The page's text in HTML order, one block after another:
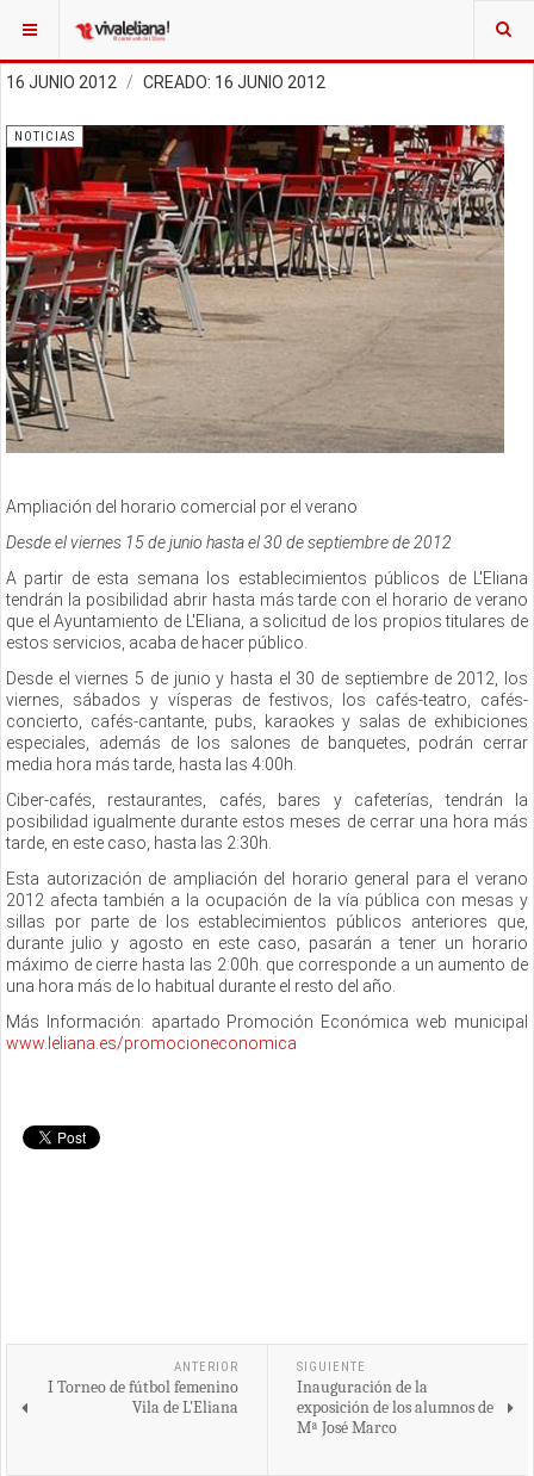
16 JUNIO 2012 CREADO: 16 JUNIO 2012
NOTICIAS
Ampliación del horario comercial por el verano
Desde el viernes 15 de junio hasta el 30 de septiembre de 2012
A partir de esta semana los establecimientos públicos de L'Eliana
tendrán la posibilidad abrir hasta más tarde con el horario de verano
que el Ayuntamiento de L'Eliana, a solicitud de los propios titulares de
estos servicios, acaba de hacer público.
Desde el viernes 5 de junio y hasta el 30 de septiembre de 2012, los
viernes, sábados y vísperas de festivos, los cafés-teatro, cafés-
concierto, cafés-cantante, pubs, karaokes y salas de exhibiciones
especiales, además de los salones de banquetes, podrán cerrar
media hora más tarde, hasta las 4:00h.
Ciber-cafés, restaurantes, cafés, bares y cafeterías, tendrán la
posibilidad igualmente durante estos meses de cerrar una hora más
tarde, en este caso, hasta las 2:30h.
Esta autorización de ampliación del horario general para el verano
2012 afecta también a la ocupación de la vía pública con mesas y
sillas por parte de los establecimientos públicos anteriores que,
durante julio y agosto en este caso, pasarán a tener un horario
máximo de cierre hasta las 2:00h. que corresponde a un aumento de
una hora más de lo habitual durante el resto del año.
Más Información: apartado Promoción Económica web municipal
www.leliana.es/promocioneconomica
ANTERIOR
I Torneo de fútbol femenino
Vila de L'Eliana
SIGUIENTE
Inauguración de la
exposición de los alumnos de
Mª José Marco